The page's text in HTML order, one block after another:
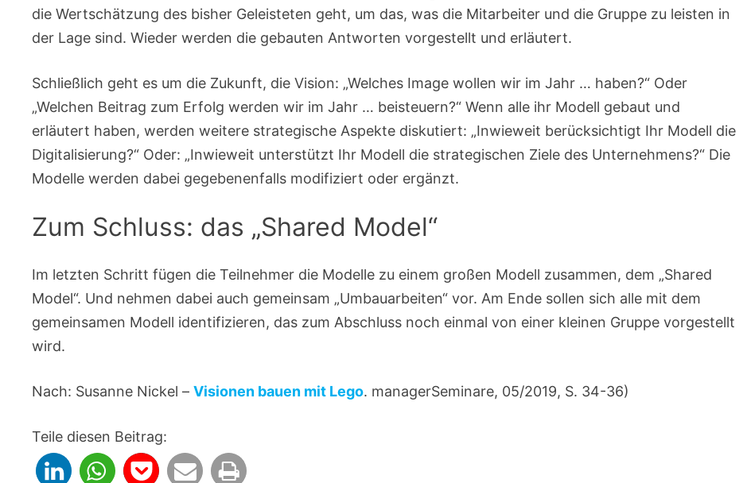
die Wertschätzung des bisher Geleisteten geht, um das, was die Mitarbeiter und die Gruppe zu leisten in
der Lage sind. Wieder werden die gebauten Antworten vorgestellt und erläutert.
Schließlich geht es um die Zukunft, die Vision: „Welches Image wollen wir im Jahr … haben?“ Oder
„Welchen Beitrag zum Erfolg werden wir im Jahr … beisteuern?“ Wenn alle ihr Modell gebaut und
erläutert haben, werden weitere strategische Aspekte diskutiert: „Inwieweit berücksichtigt Ihr Modell die
Digitalisierung?“ Oder: „Inwieweit unterstützt Ihr Modell die strategischen Ziele des Unternehmens?“ Die
Modelle werden dabei gegebenenfalls modifiziert oder ergänzt.
Zum Schluss: das „Shared Model“
Im letzten Schritt fügen die Teilnehmer die Modelle zu einem großen Modell zusammen, dem „Shared
Model“. Und nehmen dabei auch gemeinsam „Umbauarbeiten“ vor. Am Ende sollen sich alle mit dem
gemeinsamen Modell identifizieren, das zum Abschluss noch einmal von einer kleinen Gruppe vorgestellt
wird.
Nach: Susanne Nickel –Visionen bauen mit Lego. managerSeminare, 05/2019, S. 34-36)
Teile diesen Beitrag: